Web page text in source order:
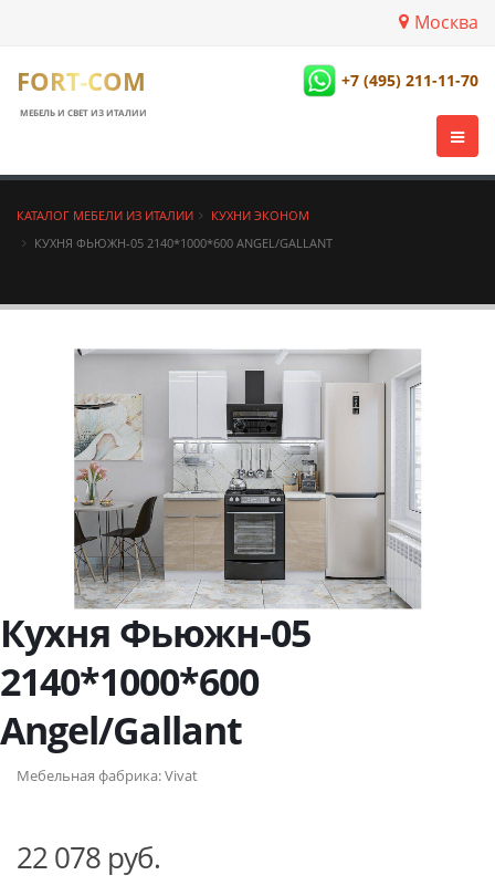
Москва
FORT-COM
МЕБЕЛЬ И СВЕТ ИЗ ИТАЛИИ
+7 (495) 211-11-70
КАТАЛОГ МЕБЕЛИ ИЗ ИТАЛИИ
КУХНИ ЭКОНОМ
КУХНЯ ФЬЮЖН-05 2140*1000*600 ANGEL/GALLANT
Кухня Фьюжн-05
2140*1000*600
Angel/Gallant
Мебельная фабрика:Vivat
22 078 руб.